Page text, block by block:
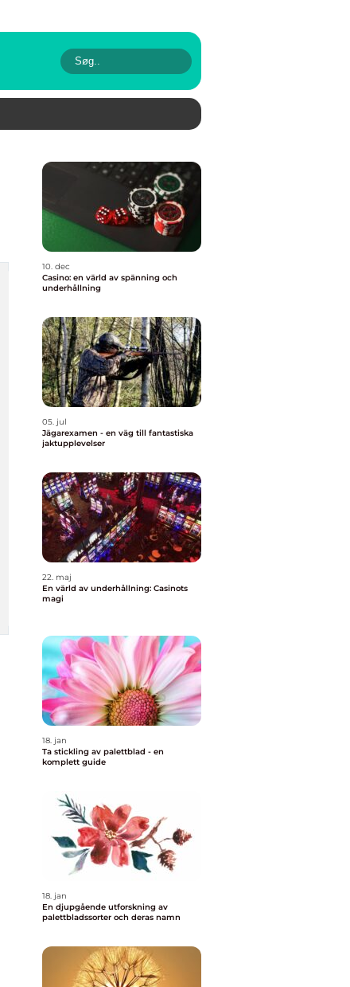
10. dec
Casino: en värld av spänning och
underhållning
05. jul
Jägarexamen - en väg till fantastiska
jaktupplevelser
22. maj
En värld av underhållning: Casinots
magi
18. jan
Ta stickling av palettblad - en
komplett guide
18. jan
En djupgående utforskning av
palettbladssorter och deras namn